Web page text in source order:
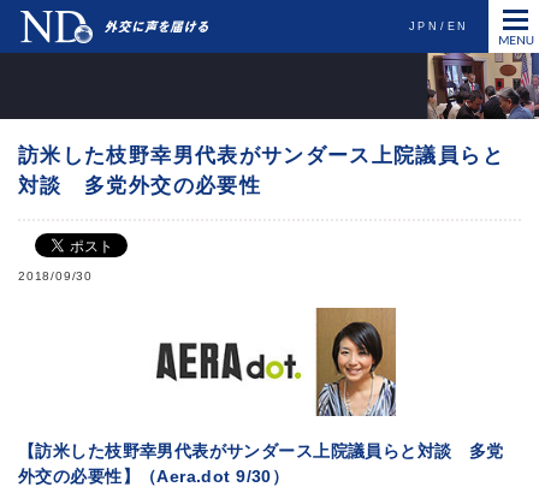
JPN EN
訪米した枝野幸男代表がサンダース上院議員らと
対談 多党外交の必要性
2018/09/30
【訪米した枝野幸男代表がサンダース上院議員らと対談 多党
外交の必要性】（Aera.dot 9/30）